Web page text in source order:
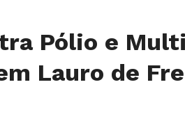
Pólio e
Lauro de